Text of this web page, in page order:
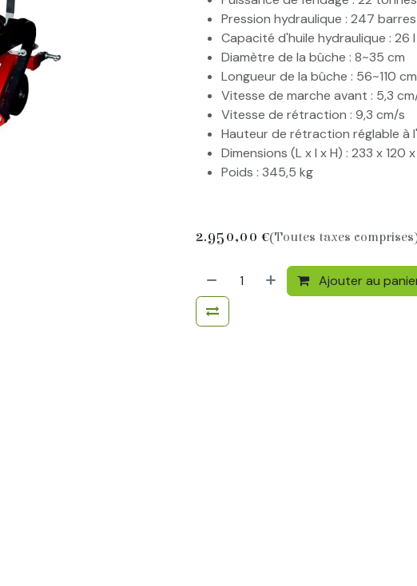
Pression hydraulique : 247 barres
Capacité d'huile hydraulique : 26 l
Diamètre de la bûche : 8~35 cm
Longueur de la bûche : 56~110 cm
Vitesse de marche avant : 5,3
Vitesse de rétraction : 9,3 cm/s
Hauteur de rétraction réglable à
Dimensions (L x l x H) : 233 x 120
Poids : 345,5 kg
2.950,00 €(Toutes taxes
Ajouter au